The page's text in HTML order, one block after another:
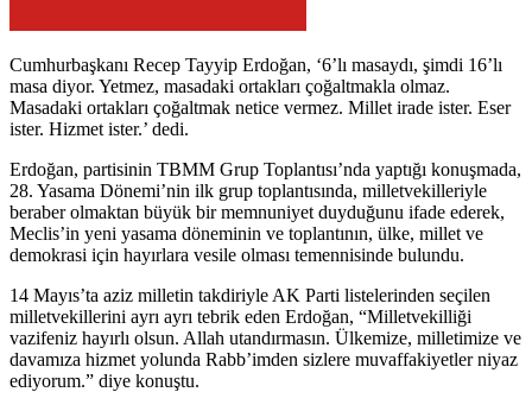
Cumhurbaşkanı Recep Tayyip Erdoğan, ‘6’lı masaydı, şimdi 16’lı
masa diyor. Yetmez, masadaki ortakları çoğaltmakla olmaz.
Masadaki ortakları çoğaltmak netice vermez. Millet irade ister. Eser
ister. Hizmet ister.’ dedi.
Erdoğan, partisinin TBMM Grup Toplantısı’nda yaptığı konuşmada,
28. Yasama Dönemi’nin ilk grup toplantısında, milletvekilleriyle
beraber olmaktan büyük bir memnuniyet duyduğunu ifade ederek,
Meclis’in yeni yasama döneminin ve toplantının, ülke, millet ve
demokrasi için hayırlara vesile olması temennisinde bulundu.
14 Mayıs’ta aziz milletin takdiriyle AK Parti listelerinden seçilen
milletvekillerini ayrı ayrı tebrik eden Erdoğan, “Milletvekilliği
vazifeniz hayırlı olsun. Allah utandırmasın. Ülkemize, milletimize ve
davamıza hizmet yolunda Rabb’imden sizlere muvaffakiyetler niyaz
ediyorum.” diye konuştu.